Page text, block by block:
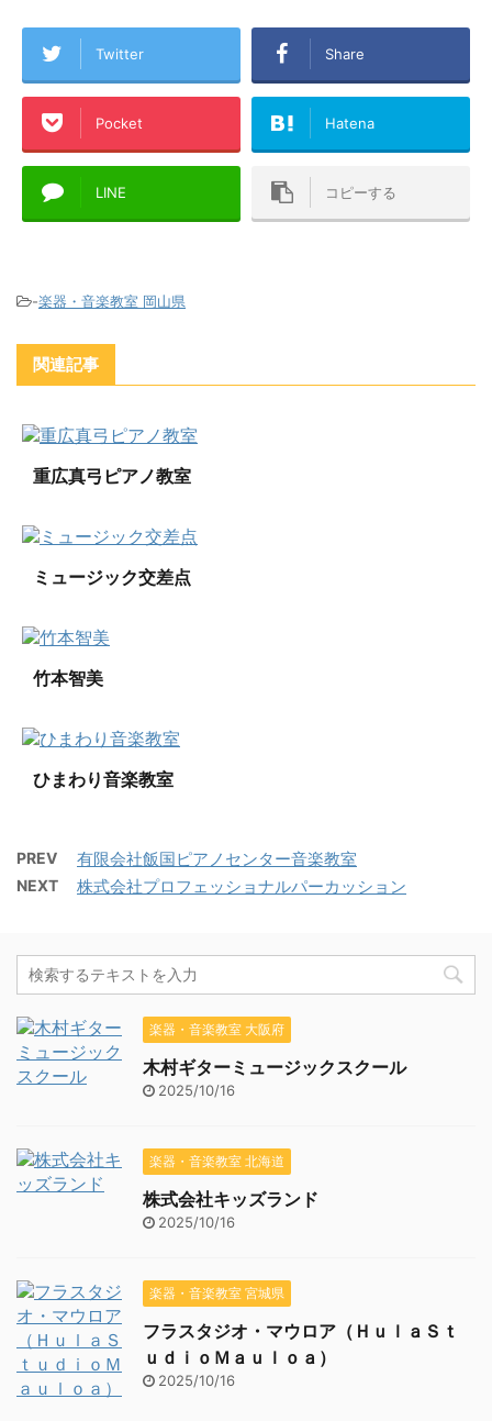
Twitter Share
Pocket Hatena
LINE コピーする
-楽器・音楽教室 岡山県
関連記事
重広真弓ピアノ教室
ミュージック交差点
竹本智美
ひまわり音楽教室
PREV 有限会社飯国ピアノセンター音楽教室
NEXT 株式会社プロフェッショナルパーカッション
楽器・音楽教室 大阪府
木村ギターミュージックスクール
2025/10/16
楽器・音楽教室 北海道
株式会社キッズランド
2025/10/16
楽器・音楽教室 宮城県
フラスタジオ・マウロア（ＨｕｌａＳｔ
ｕｄｉｏＭａｕｌｏａ）
2025/10/16